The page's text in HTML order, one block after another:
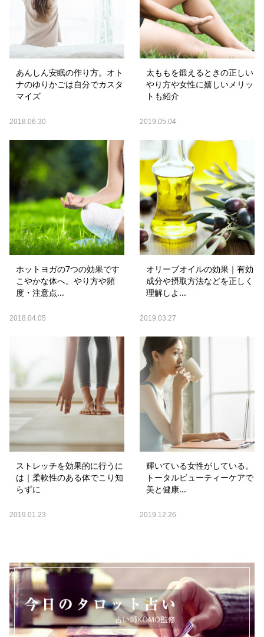
あんしん安眠の作り方。オト
ナのゆりかごは自分でカスタ
マイズ
2018.06.30
太ももを鍛えるときの正しい
やり方や女性に嬉しいメリッ
トも紹介
2019.05.04
ホットヨガの7つの効果です
こやかな体へ。やり方や頻
度・注意点...
2018.04.05
オリーブオイルの効果｜有効
成分や摂取方法などを正しく
理解しよ...
2019.03.27
ストレッチを効果的に行うに
は｜柔軟性のある体でこり知
らずに
2019.01.23
輝いている女性がしている。
トータルビューティーケアで
美と健康...
2019.12.26